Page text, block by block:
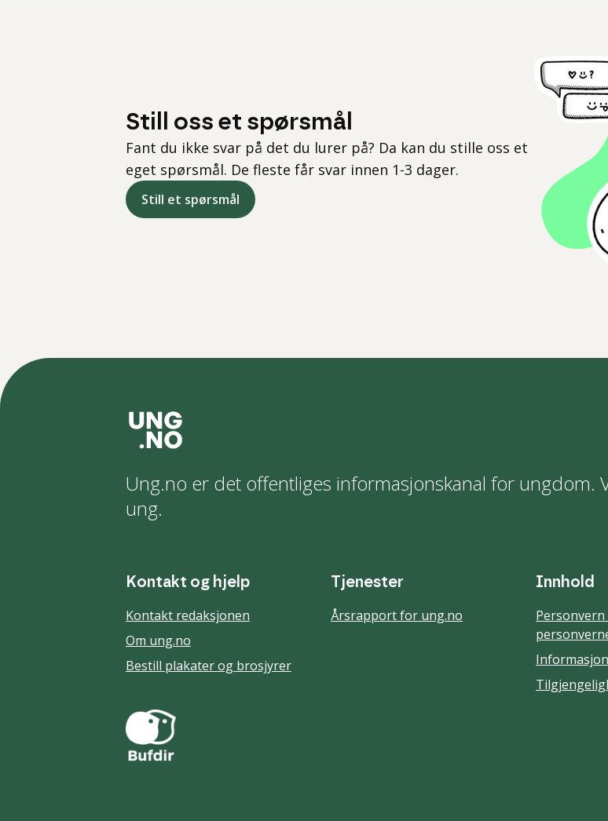
Still oss et spørsmål
Fant du ikke svar på det du lurer på? Da kan du stille oss et
eget spørsmål. De fleste får svar innen 1-3 dager.
Still et spørsmål
Ung.no er det offentliges informasjonskanal for ungdom.
ung.
Kontakt og hjelp
Kontakt redaksjonen
Om ung.no
Bestill plakater og brosjyrer
Tjenester
Årsrapport for ung.no
Innhold